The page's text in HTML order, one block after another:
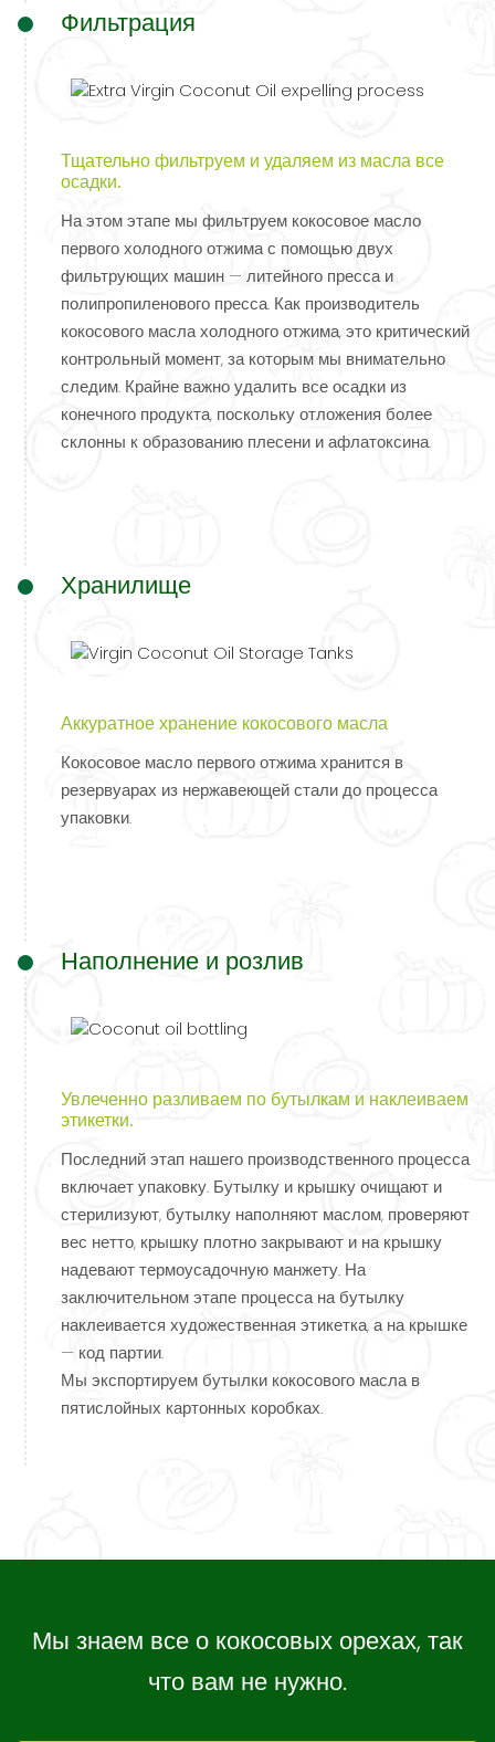
Фильтрация
Тщательно фильтруем и удаляем из масла все
осадки.
На этом этапе мы фильтруем кокосовое масло
первого холодного отжима с помощью двух
фильтрующих машин — литейного пресса и
полипропиленового пресса. Как производитель
кокосового масла холодного отжима, это критический
контрольный момент, за которым мы внимательно
следим. Крайне важно удалить все осадки из
конечного продукта, поскольку отложения более
склонны к образованию плесени и афлатоксина.
Хранилище
Аккуратное хранение кокосового масла
Кокосовое масло первого отжима хранится в
резервуарах из нержавеющей стали до процесса
упаковки.
Наполнение и розлив
Увлеченно разливаем по бутылкам и наклеиваем
этикетки.
Последний этап нашего производственного процесса
включает упаковку. Бутылку и крышку очищают и
стерилизуют, бутылку наполняют маслом, проверяют
вес нетто, крышку плотно закрывают и на крышку
надевают термоусадочную манжету. На
заключительном этапе процесса на бутылку
наклеивается художественная этикетка, а на крышке
— код партии.
Мы экспортируем бутылки кокосового масла в
пятислойных картонных коробках.
Мы знаем все о кокосовых орехах, так
что вам не нужно.